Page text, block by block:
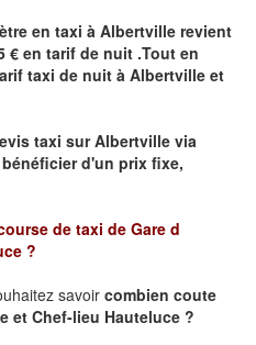
en taxi à Albertville revient
€ en tarif de nuit .Tout en
taxi de nuit à Albertville et
taxi surAlbertville via
d'un prix fixe,
de taxi de Gare d
?
savoir combien coute
et Chef-lieu Hauteluce ?